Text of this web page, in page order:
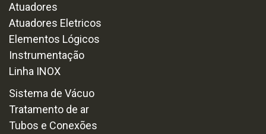
Atuadores
Atuadores Eletricos
Elementos Lógicos
Instrumentação
Linha INOX
Sistema de Vácuo
Tratamento de ar
Tubos e Conexões